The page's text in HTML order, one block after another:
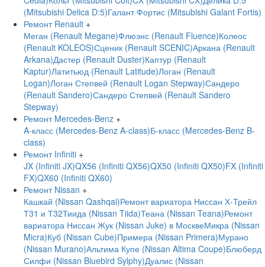
(Mitsubishi Delica D:5)Галант Фортис (Mitsubishi Galant Fortis)
Ремонт Renault +
Меган (Renault Megane)Флюэнс (Renault Fluence)Колеос
(Renault KOLEOS)Сценик (Renault SCENIC)Аркана (Renault
Arkana)Дастер (Renault Duster)Каптур (Renault
Kaptur)Латитьюд (Renault Latitude)Логан (Renault
Logan)Логан Степвей (Renault Logan Stepway)Сандеро
(Renault Sandero)Сандеро Степвей (Renault Sandero
Stepway)
Ремонт Mercedes-Benz +
A-класс (Mercedes-Benz A-class)Б-класс (Mercedes-Benz B-
class)
Ремонт Infiniti +
JX (Infiniti JX)QX56 (Infiniti QX56)QX50 (Infiniti QX50)FX (Infiniti
FX)QX60 (Infiniti QX60)
Ремонт Nissan +
Кашкай (Nissan Qashqai)Ремонт вариатора Ниссан Х-Трейл
Т31 и Т32Тиида (Nissan Tiida)Теана (Nissan Teana)Ремонт
вариатора Ниссан Жук (Nissan Juke) в МосквеМикра (Nissan
Micra)Куб (Nissan Cube)Примера (Nissan Primera)Мурано
(Nissan Murano)Альтима Купе (Nissan Altima Coupe)Блюберд
Силфи (Nissan Bluebird Sylphy)Дуалис (Nissan